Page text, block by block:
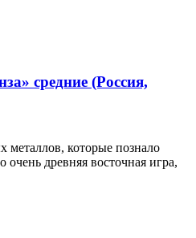
средние (Россия,
металлов, которые познало
древняя восточная игра,